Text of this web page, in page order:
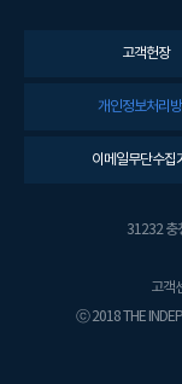
고객헌장
개인정보처리
이메일무단수집
31232 충
고객
ⓒ 2018 THE